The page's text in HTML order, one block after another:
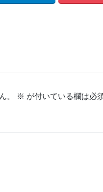
。 ※ が付いている欄は必